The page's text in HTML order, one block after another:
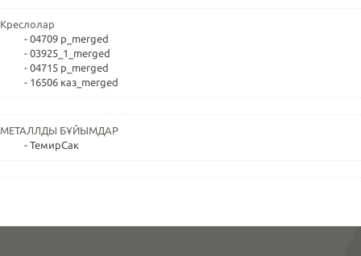
Креслолар
- 04709 р_merged
- 03925_1_merged
- 04715 р_merged
- 16506 каз_merged
МЕТАЛЛДЫ БҰЙЫМДАР
- ТемирСак